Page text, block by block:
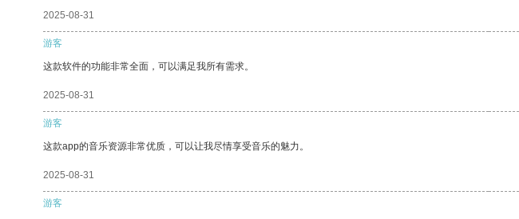
2025-08-31
游客
这款软件的功能非常全面，可以满足我所有需求。
2025-08-31
游客
这款app的音乐资源非常优质，可以让我尽情享受音乐的魅力。
2025-08-31
游客